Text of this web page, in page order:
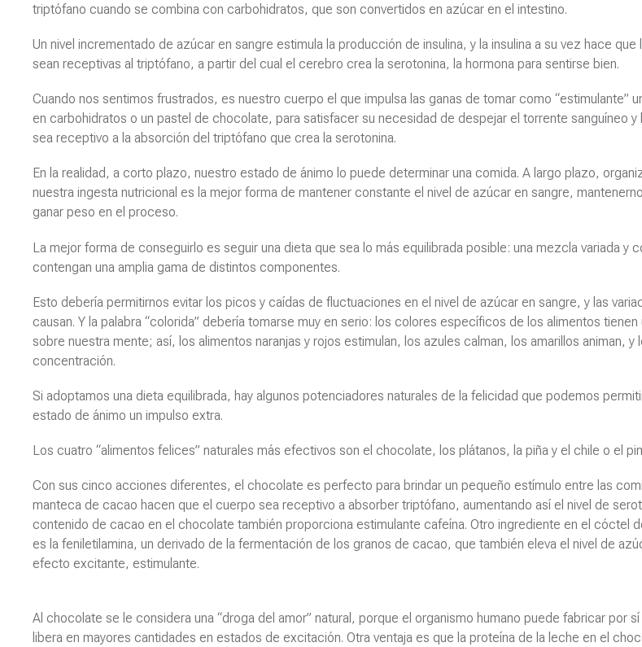
triptófano cuando se combina con carbohidratos, que son convertidos en azúcar en el intestino.
Un nivel incrementado de azúcar en sangre estimula la producción de insulina, y la insulina a su vez hace
sean receptivas al triptófano, a partir del cual el cerebro crea la serotonina, la hormona para sentirse bien.
Cuando nos sentimos frustrados, es nuestro cuerpo el que impulsa las ganas de tomar como “estimulante”
en carbohidratos o un pastel de chocolate, para satisfacer su necesidad de despejar el torrente sanguíneo
sea receptivo a la absorción del triptófano que crea la serotonina.
En la realidad, a corto plazo, nuestro estado de ánimo lo puede determinar una comida. A largo plazo,
nuestra ingesta nutricional es la mejor forma de mantener constante el nivel de azúcar en sangre,
ganar peso en el proceso.
La mejor forma de conseguirlo es seguir una dieta que sea lo más equilibrada posible: una mezcla variada y
contengan una amplia gama de distintos componentes.
Esto debería permitirnos evitar los picos y caídas de fluctuaciones en el nivel de azúcar en sangre, y las
causan. Y la palabra “colorida” debería tomarse muy en serio: los colores específicos de los alimentos
sobre nuestra mente; así, los alimentos naranjas y rojos estimulan, los azules calman, los amarillos animan, y
concentración.
Si adoptamos una dieta equilibrada, hay algunos potenciadores naturales de la felicidad que podemos
estado de ánimo un impulso extra.
Los cuatro “alimentos felices” naturales más efectivos son el chocolate, los plátanos, la piña y el chile o el
Con sus cinco acciones diferentes, el chocolate es perfecto para brindar un pequeño estímulo entre las
manteca de cacao hacen que el cuerpo sea receptivo a absorber triptófano, aumentando así el nivel de
contenido de cacao en el chocolate también proporciona estimulante cafeína. Otro ingrediente en el cóctel
es la feniletilamina, un derivado de la fermentación de los granos de cacao, que también eleva el nivel de
efecto excitante, estimulante.
Al chocolate se le considera una “droga del amor” natural, porque el organismo humano puede fabricar por
libera en mayores cantidades en estados de excitación. Otra ventaja es que la proteína de la leche en el